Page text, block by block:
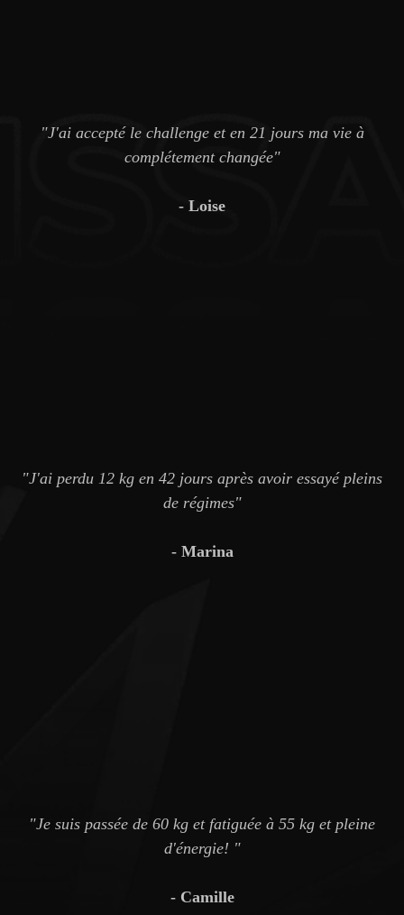
"J'ai accepté le challenge et en 21 jours ma vie à
complétement changée"
- Loise
"J'ai perdu 12 kg en 42 jours après avoir essayé pleins
de régimes"
- Marina
"Je suis passée de 60 kg et fatiguée à 55 kg et pleine
d'énergie! "
- Camille